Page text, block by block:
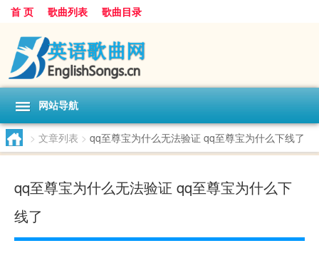
首 页 歌曲列表 歌曲目录
网站导航
> 文章列表 > qq至尊宝为什么无法验证 qq至尊宝为什么下线了
qq至尊宝为什么无法验证 qq至尊宝为什么下
线了